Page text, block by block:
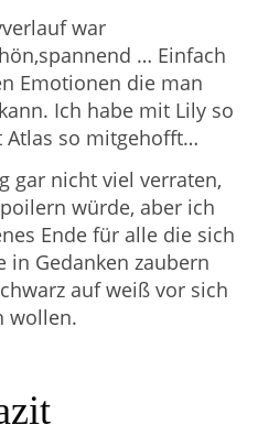
war
… Einfach
Emotionen die man
Ich habe mit Lily so
so mitgehofft…
gar nicht viel verraten,
würde, aber ich
Ende für alle die sich
in Gedanken zaubern
auf weiß vor sich
wollen.